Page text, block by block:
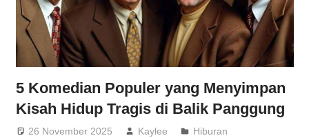
5 Komedian Populer yang Menyimpan
Kisah Hidup Tragis di Balik Panggung
26 November 2025 Kaylee Hiburan